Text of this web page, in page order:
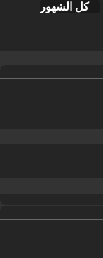
كل الشهور